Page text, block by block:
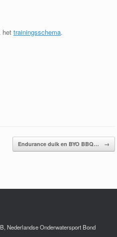
het trainingsschema.
Endurance duik en BYO BBQ… →
Nederlandse Onderwatersport Bond